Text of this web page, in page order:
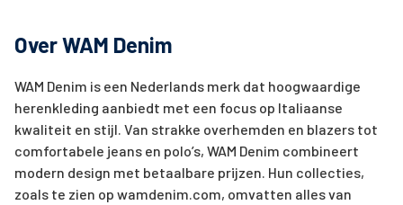
Over WAM Denim
WAM Denim is een Nederlands merk dat hoogwaardige
herenkleding aanbiedt met een focus op Italiaanse
kwaliteit en stijl. Van strakke overhemden en blazers tot
comfortabele jeans en polo’s, WAM Denim combineert
modern design met betaalbare prijzen. Hun collecties,
zoals te zien op wamdenim.com, omvatten alles van